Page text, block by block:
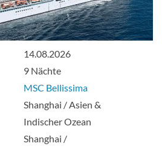
14.08.2026
9 Nächte
MSC Bellissima
Shanghai / Asien &
Indischer Ozean
Shanghai /